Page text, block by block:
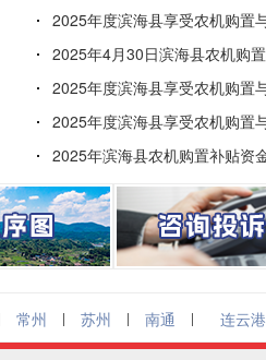
常州 | 苏州 | 南通 | 连云港